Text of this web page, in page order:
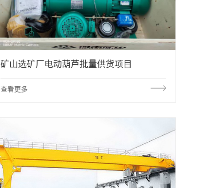
矿山选矿厂电动葫芦批量供货项目
查看更多